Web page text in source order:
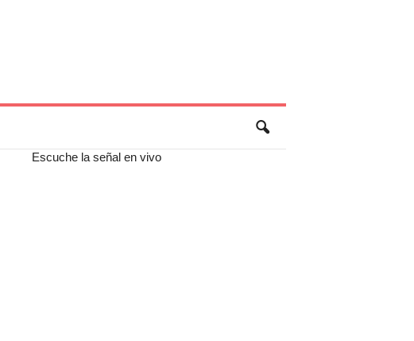
Escuche la señal en vivo